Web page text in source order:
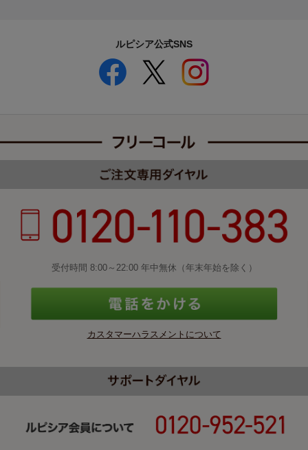
ルピシア公式SNS
受付時間 8:00～22:00 年中無休（年末年始を除く）
カスタマーハラスメントについて